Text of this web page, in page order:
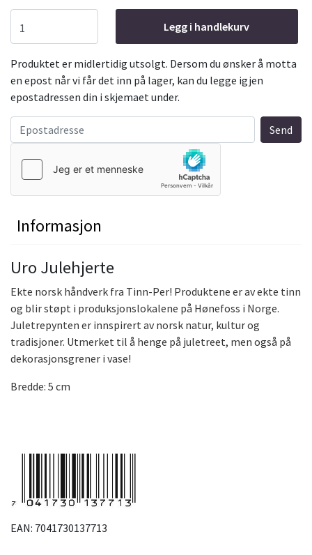
Legg i handlekurv
Produktet er midlertidig utsolgt. Dersom du ønsker å motta
en epost når vi får det inn på lager, kan du legge igjen
epostadressen din i skjemaet under.
Informasjon
Uro Julehjerte
Ekte norsk håndverk fra Tinn-Per! Produktene er av ekte tinn
og blir støpt i produksjonslokalene på Hønefoss i Norge.
Juletrepynten er innspirert av norsk natur, kultur og
tradisjoner. Utmerket til å henge på juletreet, men også på
dekorasjonsgrener i vase!
Bredde: 5 cm
EAN: 7041730137713